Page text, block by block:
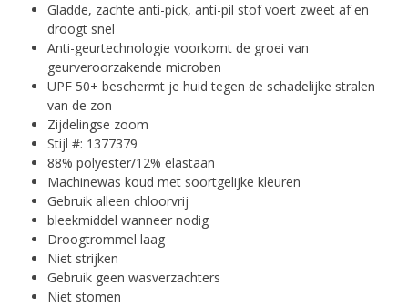
Gladde, zachte anti-pick, anti-pil stof voert zweet af en
droogt snel
Anti-geurtechnologie voorkomt de groei van
geurveroorzakende microben
UPF 50+ beschermt je huid tegen de schadelijke stralen
van de zon
Zijdelingse zoom
Stijl #: 1377379
88% polyester/12% elastaan
Machinewas koud met soortgelijke kleuren
Gebruik alleen chloorvrij
bleekmiddel wanneer nodig
Droogtrommel laag
Niet strijken
Gebruik geen wasverzachters
Niet stomen